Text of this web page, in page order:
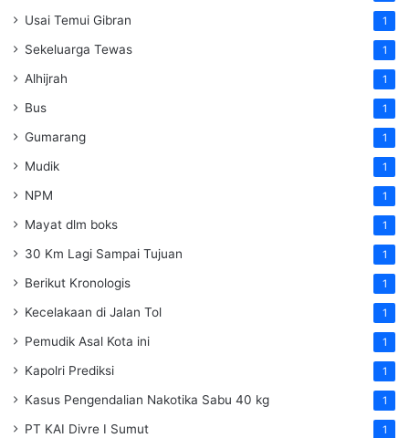
Usai Temui Gibran 1
Sekeluarga Tewas 1
Alhijrah 1
Bus 1
Gumarang 1
Mudik 1
NPM 1
Mayat dlm boks 1
30 Km Lagi Sampai Tujuan 1
Berikut Kronologis 1
Kecelakaan di Jalan Tol 1
Pemudik Asal Kota ini 1
Kapolri Prediksi 1
Kasus Pengendalian Nakotika Sabu 40 kg 1
PT KAI Divre I Sumut 1